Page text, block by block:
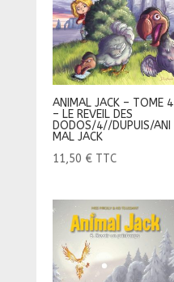
ANIMAL JACK – TOME 4
– LE REVEIL DES
DODOS/4//DUPUIS/ANI
MAL JACK
11,50 € TTC